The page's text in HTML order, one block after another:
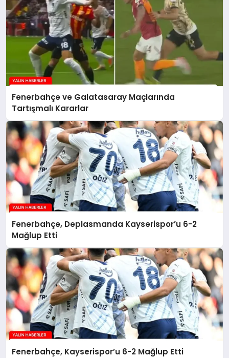
Fenerbahçe ve Galatasaray Maçlarında
Tartışmalı Kararlar
Fenerbahçe, Deplasmanda Kayserispor’u 6-2
Mağlup Etti
Fenerbahçe, Kayserispor’u 6-2 Mağlup Etti